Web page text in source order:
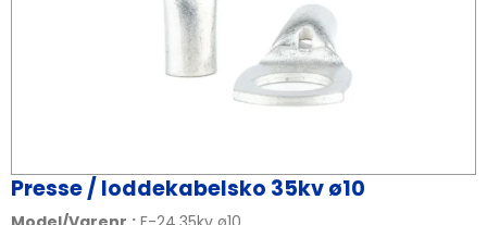
Presse / loddekabelsko 35kv ø10